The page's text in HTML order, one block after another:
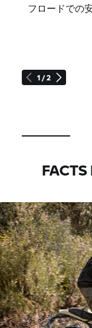
1 / 2
フロードでの
FACTS